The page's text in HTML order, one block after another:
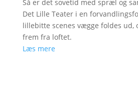
Så er det sovetid med spræl og
Det Lille Teater i en
lillebitte scenes vægge foldes ud,
frem fra loftet.
Læs mere